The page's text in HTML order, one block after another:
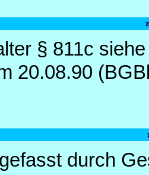
§ 811c
20.08.90
durch